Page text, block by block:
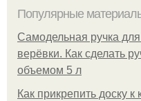
Популярные
Самодельная ручка
верёвки. Как сделать
объемом 5 л
Как прикрепить доску к